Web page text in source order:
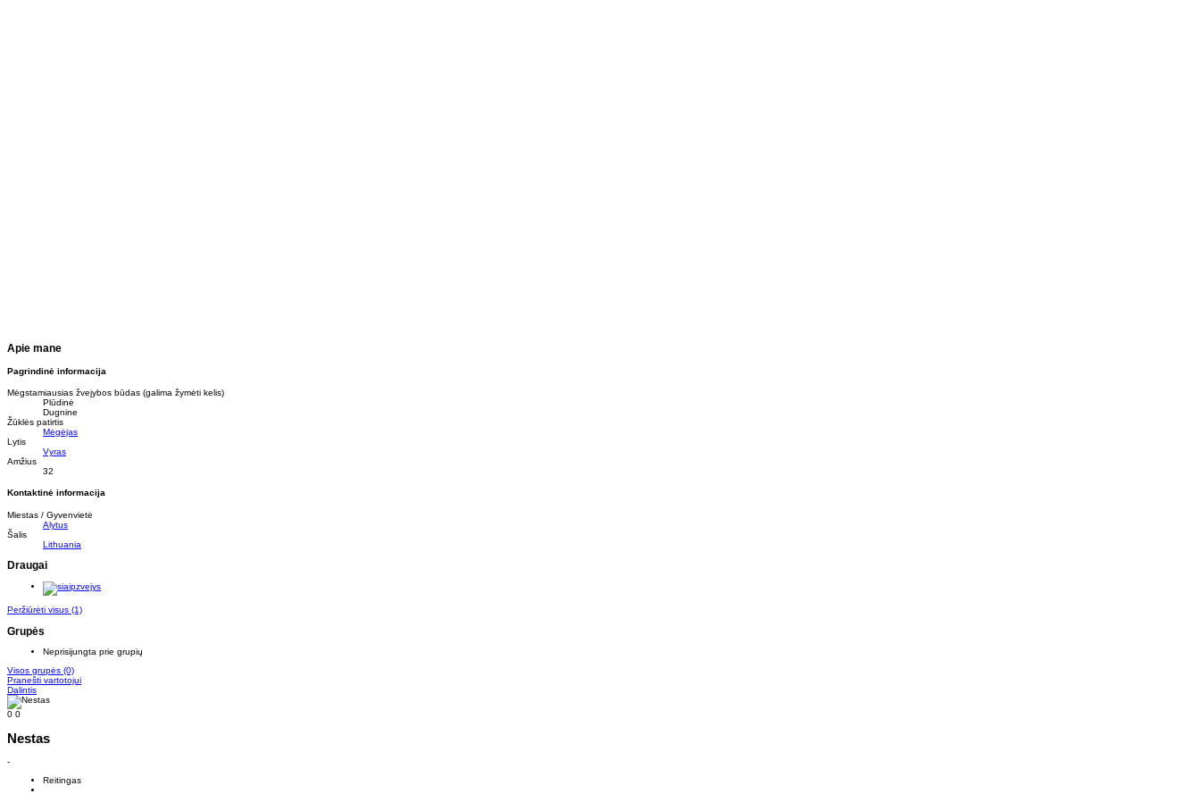
Apie mane
Pagrindinė informacija
Mėgstamiausias žvejybos būdas (galima žymėti kelis)
Plūdinė
Dugnine
Žūklės patirtis
Mėgėjas
Lytis
Vyras
Amžius
32
Kontaktinė informacija
Miestas / Gyvenvietė
Alytus
Šalis
Lithuania
Draugai
Peržiūrėti visus (1)
Grupės
Neprisijungta prie grupių
Visos grupės (0)
Pranešti vartotojui
Dalintis
0 0
Nestas
-
Reitingas